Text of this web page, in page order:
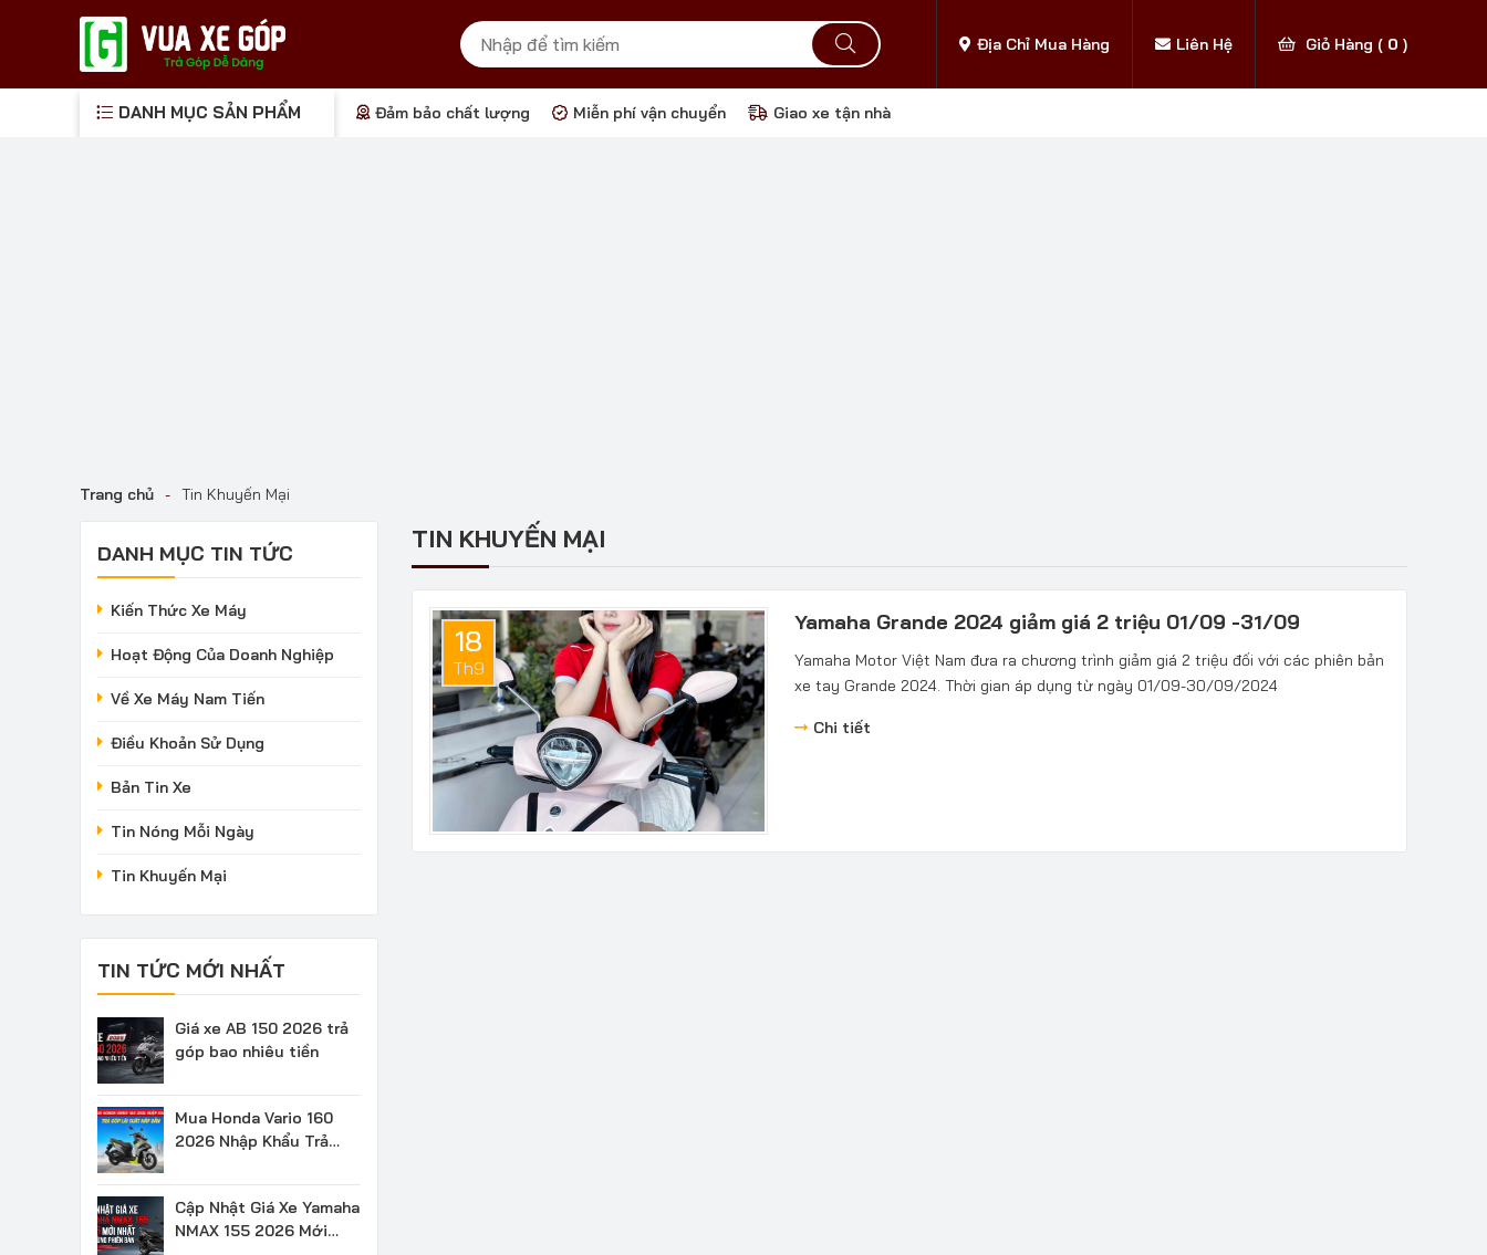
Địa Chỉ Mua Hàng Liên Hệ Giỏ Hàng ( 0 )
DANH MỤC SẢN PHẨM Đảm bảo chất lượng Miễn phí vận chuyển Giao xe tận nhà
Trang chủ - Tin Khuyến Mại
TIN KHUYẾN MẠI
18
Th9
Yamaha Grande 2024 giảm giá 2 triệu 01/09 -31/09
Yamaha Motor Việt Nam đưa ra chương trình giảm giá 2 triệu đối với các phiên bản
xe tay Grande 2024. Thời gian áp dụng từ ngày 01/09-30/09/2024
Chi tiết
DANH MỤC TIN TỨC
Kiến Thức Xe Máy
Hoạt Động Của Doanh Nghiệp
Về Xe Máy Nam Tiến
Điều Khoản Sử Dụng
Bản Tin Xe
Tin Nóng Mỗi Ngày
Tin Khuyến Mại
TIN TỨC MỚI NHẤT
Giá xe AB 150 2026 trả
góp bao nhiêu tiền
Mua Honda Vario 160
2026 Nhập Khẩu Trả
Cập Nhật Giá Xe Yamaha
NMAX 155 2026 Mới